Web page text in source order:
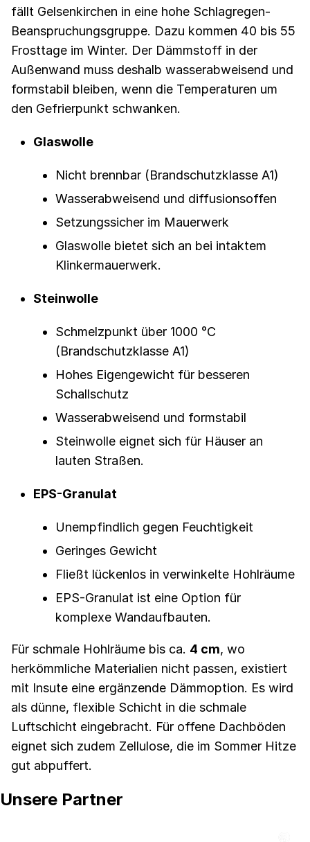
fällt Gelsenkirchen in eine hohe Schlagregen-
Beanspruchungsgruppe. Dazu kommen 40 bis 55
Frosttage im Winter. Der Dämmstoff in der
Außenwand muss deshalb wasserabweisend und
formstabil bleiben, wenn die Temperaturen um
den Gefrierpunkt schwanken.
Glaswolle
Nicht brennbar (Brandschutzklasse A1)
Wasserabweisend und diffusionsoffen
Setzungssicher im Mauerwerk
Glaswolle bietet sich an bei intaktem
Klinkermauerwerk.
Steinwolle
Schmelzpunkt über 1000 °C
(Brandschutzklasse A1)
Hohes Eigengewicht für besseren
Schallschutz
Wasserabweisend und formstabil
Steinwolle eignet sich für Häuser an
lauten Straßen.
EPS-Granulat
Unempfindlich gegen Feuchtigkeit
Geringes Gewicht
Fließt lückenlos in verwinkelte Hohlräume
EPS-Granulat ist eine Option für
komplexe Wandaufbauten.
Für schmale Hohlräume bis ca. 4 cm, wo
herkömmliche Materialien nicht passen, existiert
mit Insute eine ergänzende Dämmoption. Es wird
als dünne, flexible Schicht in die schmale
Luftschicht eingebracht. Für offene Dachböden
eignet sich zudem Zellulose, die im Sommer Hitze
gut abpuffert.
Unsere Partner